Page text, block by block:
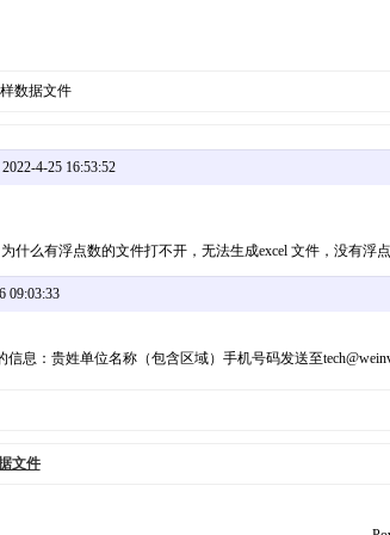
数据文件
4-25 16:53:52
什么有浮点数的文件打不开，无法生成excel 文件，没有浮
09:03:33
息：贵姓单位名称（包含区域）手机号码发送至
文件